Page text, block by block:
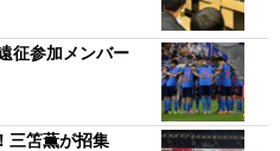
征参加メンバー
三笘薫が招集